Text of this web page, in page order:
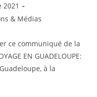
2021
& Médias
ce communiqué de la
EN GUADELOUPE:
à la